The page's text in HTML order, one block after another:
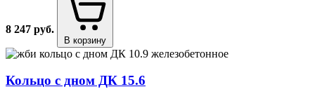
8 247 руб.
В корзину
Кольцо с дном ДК 15.6